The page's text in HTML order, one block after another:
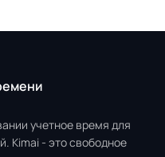
учетное время для
Kimai - это свободное